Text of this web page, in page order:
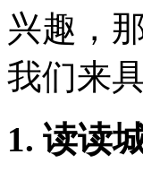
兴趣，
我们来
1. 读读